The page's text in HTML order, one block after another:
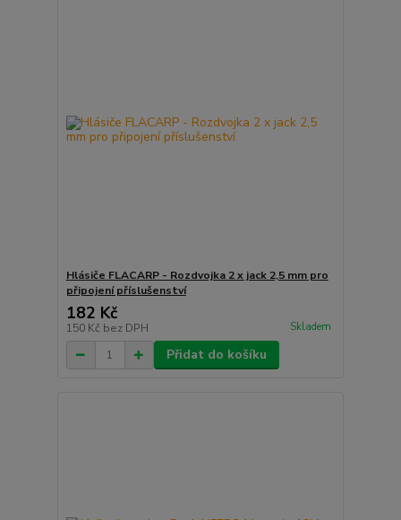
Hlásiče FLACARP - Rozdvojka 2 x jack 2,5 mm pro
připojení příslušenství
182 Kč
150 Kč bez DPH Skladem
Přidat do košíku